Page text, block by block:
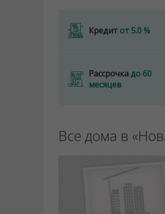
Кредит от 5.0 %
Рассрочкадо 60
месяцев
Все дома в